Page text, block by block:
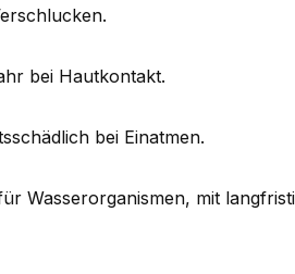
bei Hautkontakt.
bei Einatmen.
Wasserorganismen, mit